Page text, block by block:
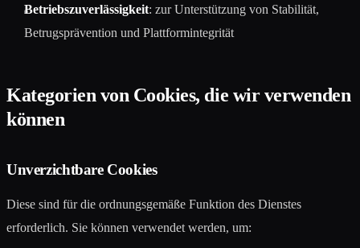
Betriebszuverlässigkeit: zur Unterstützung von Stabilität,
Betrugsprävention und Plattformintegrität
Kategorien von Cookies, die wir verwenden
können
Unverzichtbare Cookies
Diese sind für die ordnungsgemäße Funktion des Dienstes
erforderlich. Sie können verwendet werden, um: